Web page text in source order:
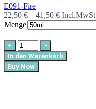
E091-Fire
22,50 € – 41,50 € Incl.MwSt
Menge
+
-
In den Warenkorb
Buy Now